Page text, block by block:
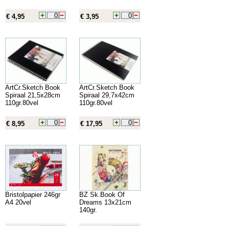
€ 4,95 € 3,95
ArtCr.Sketch Book
Spiraal 21,5x28cm
110gr.80vel
€ 8,95
ArtCr.Sketch Book
Spiraal 29,7x42cm
110gr.80vel
€ 17,95
Bristolpapier 246gr
A4 20vel
BZ Sk.Book Of
Dreams 13x21cm
140gr.